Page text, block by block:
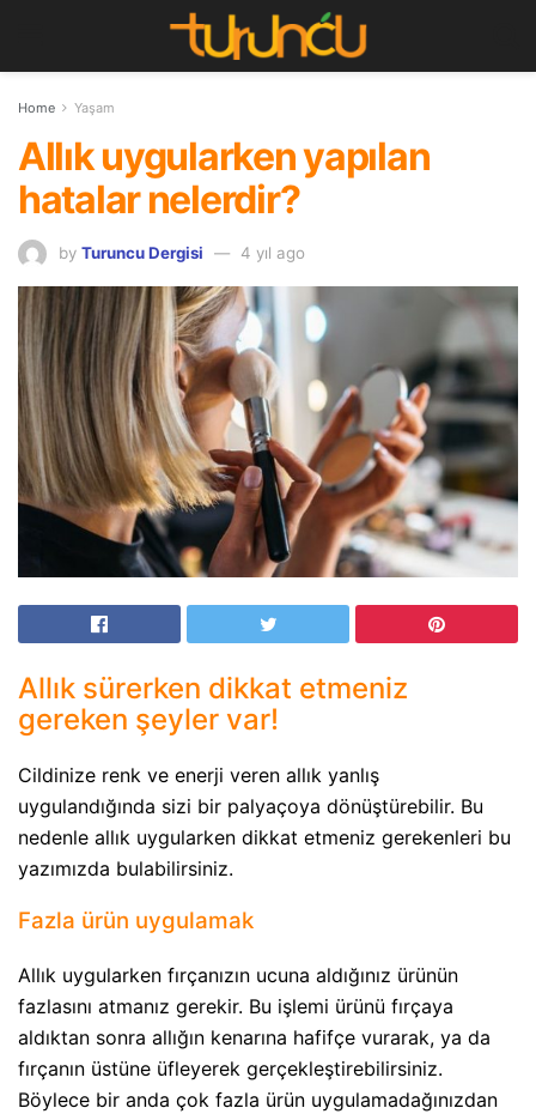
Home Yaşam
Allık uygularken yapılan
hatalar nelerdir?
by Turuncu Dergisi 4 yıl ago
Allık sürerken dikkat etmeniz
gereken şeyler var!
Cildinize renk ve enerji veren allık yanlış
uygulandığında sizi bir palyaçoya dönüştürebilir. Bu
nedenle allık uygularken dikkat etmeniz gerekenleri bu
yazımızda bulabilirsiniz.
Fazla ürün uygulamak
Allık uygularken fırçanızın ucuna aldığınız ürünün
fazlasını atmanız gerekir. Bu işlemi ürünü fırçaya
aldıktan sonra allığın kenarına hafifçe vurarak, ya da
fırçanın üstüne üfleyerek gerçekleştirebilirsiniz.
Böylece bir anda çok fazla ürün uygulamadağınızdan